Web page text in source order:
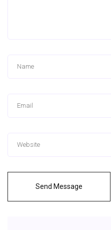
Send Message